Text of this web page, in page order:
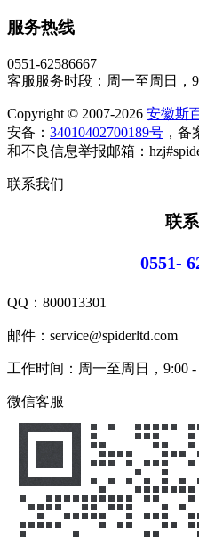
服务热线
0551-62586667
客服服务时段：周一至周日，
Copyright © 2007-2026 安徽斯
安备： 34010402700189号 ，备
和不良信息举报邮箱：
联系我们
联
0551-
QQ： 800013301
邮件：service@spiderltd.com
工作时间：周一至周日，9:00
微信客服